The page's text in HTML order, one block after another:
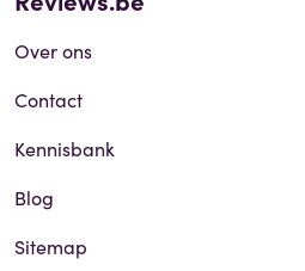
Over ons
Contact
Kennisbank
Blog
Sitemap